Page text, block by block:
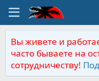
Вы живете и
часто бываете на
сотрудничеству!